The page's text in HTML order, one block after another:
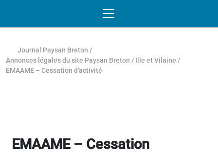
Journal Paysan Breton /
Annonces légales du site Paysan Breton / Ille et Vilaine /
EMAAME – Cessation d'activité
EMAAME – Cessation